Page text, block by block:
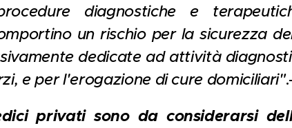
diagnostiche e
un rischio per la sicurezza
dedicate ad attività
e per l'erogazione di cure domiciliari"
privati sono da considerarsi